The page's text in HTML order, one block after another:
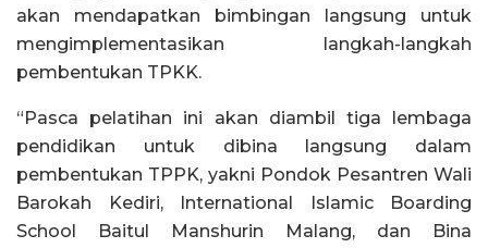
akan mendapatkan bimbingan langsung untuk
mengimplementasikan langkah-langkah
pembentukan TPKK.
“Pasca pelatihan ini akan diambil tiga lembaga
pendidikan untuk dibina langsung dalam
pembentukan TPPK, yakni Pondok Pesantren Wali
Barokah Kediri, International Islamic Boarding
School Baitul Manshurin Malang, dan Bina